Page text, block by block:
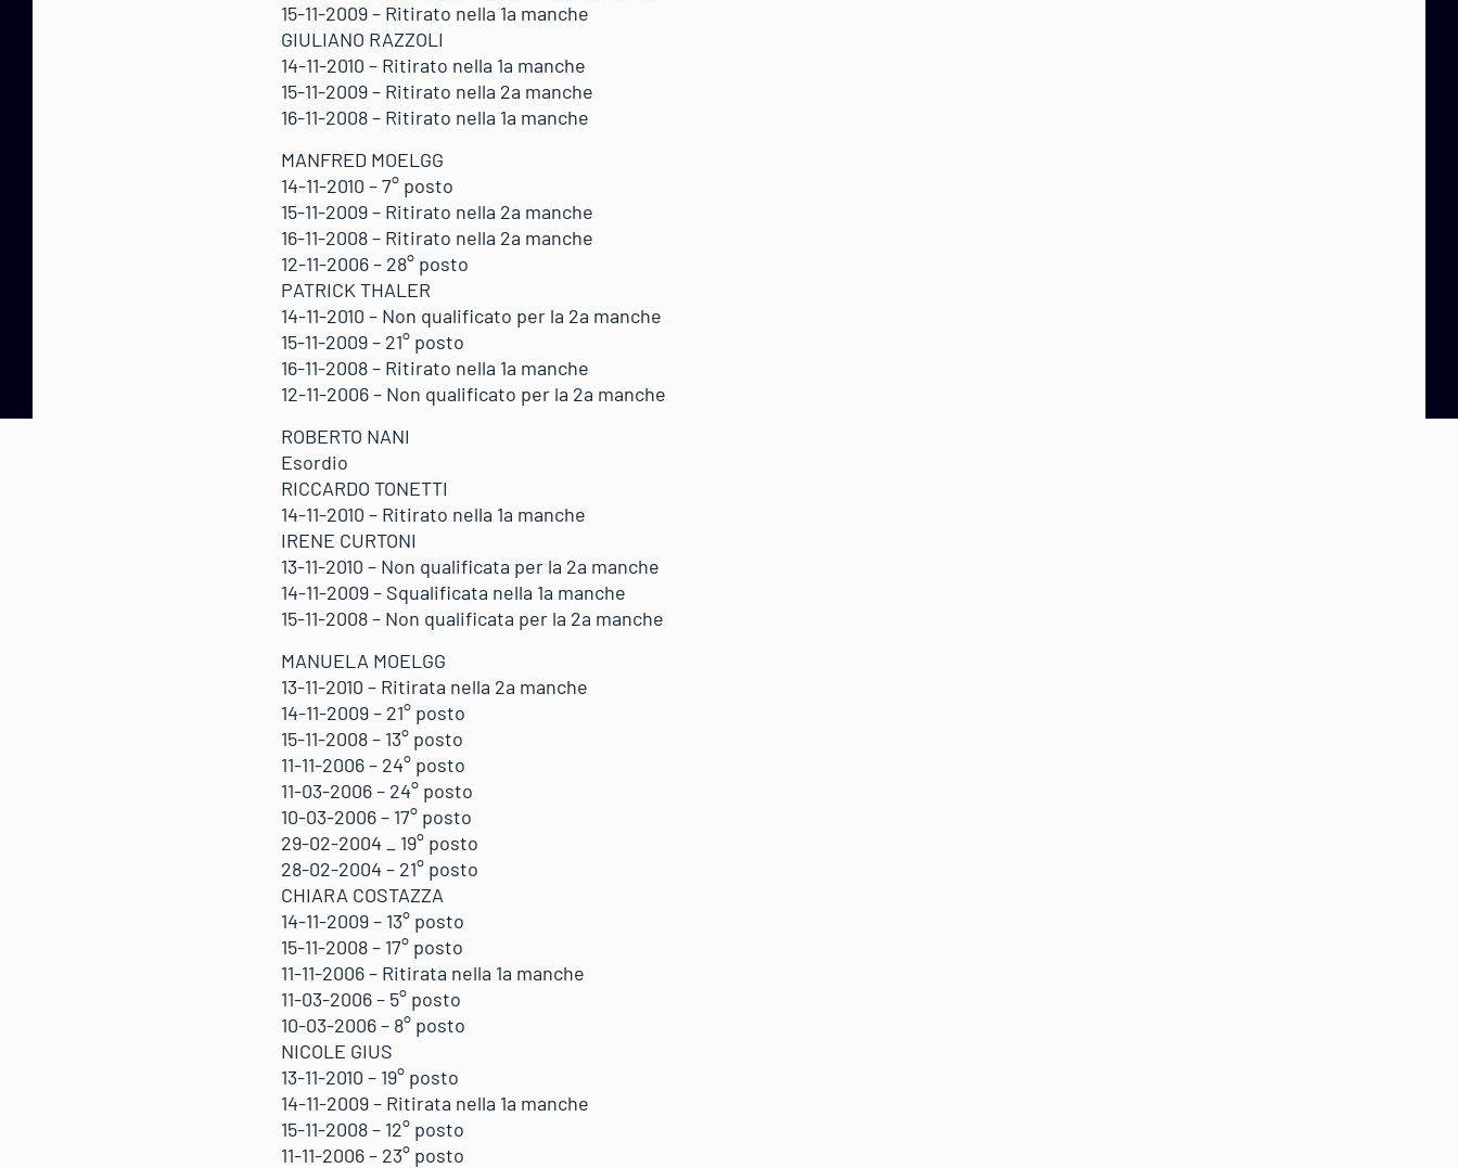
15-11-2009 – Ritirato nella 1a manche
GIULIANO RAZZOLI
14-11-2010 – Ritirato nella 1a manche
15-11-2009 – Ritirato nella 2a manche
16-11-2008 – Ritirato nella 1a manche
MANFRED MOELGG
14-11-2010 – 7° posto
15-11-2009 – Ritirato nella 2a manche
16-11-2008 – Ritirato nella 2a manche
12-11-2006 – 28° posto
PATRICK THALER
14-11-2010 – Non qualificato per la 2a manche
15-11-2009 – 21° posto
16-11-2008 – Ritirato nella 1a manche
12-11-2006 – Non qualificato per la 2a manche
ROBERTO NANI
Esordio
RICCARDO TONETTI
14-11-2010 – Ritirato nella 1a manche
IRENE CURTONI
13-11-2010 – Non qualificata per la 2a manche
14-11-2009 – Squalificata nella 1a manche
15-11-2008 – Non qualificata per la 2a manche
MANUELA MOELGG
13-11-2010 – Ritirata nella 2a manche
14-11-2009 – 21° posto
15-11-2008 – 13° posto
11-11-2006 – 24° posto
11-03-2006 – 24° posto
10-03-2006 – 17° posto
29-02-2004 _ 19° posto
28-02-2004 – 21° posto
CHIARA COSTAZZA
14-11-2009 – 13° posto
15-11-2008 – 17° posto
11-11-2006 – Ritirata nella 1a manche
11-03-2006 – 5° posto
10-03-2006 – 8° posto
NICOLE GIUS
13-11-2010 – 19° posto
14-11-2009 – Ritirata nella 1a manche
15-11-2008 – 12° posto
11-11-2006 – 23° posto